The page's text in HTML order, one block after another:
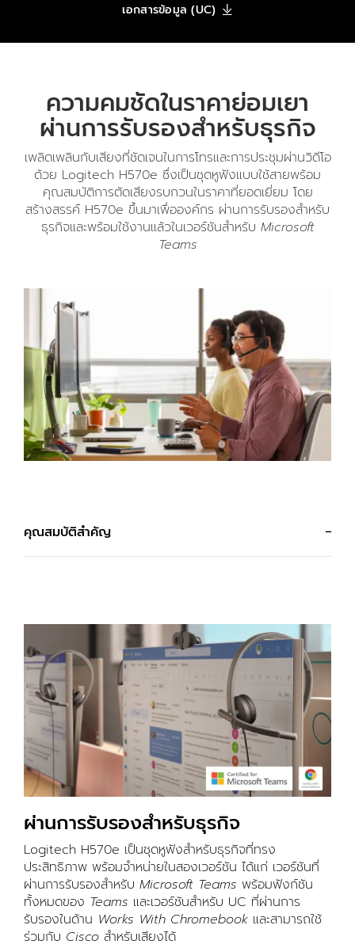
เอกสารข้อมูล (UC)
ความคมชัดในราคาย่อมเยา
ผ่านการรับรองสำหรับธุรกิจ
เพลิดเพลินกับเสียงที่ชัดเจนในการโทรและการประชุมผ่านวิดีโอ
ด้วย Logitech H570e ซึ่งเป็นชุดหูฟังแบบใช้สายพร้อม
คุณสมบัติการตัดเสียงรบกวนในราคาที่ยอดเยี่ยม โดย
สร้างสรรค์ H570e ขึ้นมาเพื่อองค์กร ผ่านการรับรองสำหรับ
ธุรกิจและพร้อมใช้งานแล้วในเวอร์ชันสำหรับ Microsoft
Teams
คุณสมบัติสำคัญ
ผ่านการรับรองสำหรับธุรกิจ
Logitech H570e เป็นชุดหูฟังสำหรับธุรกิจที่ทรง
ประสิทธิภาพ พร้อมจำหน่ายในสองเวอร์ชัน ได้แก่ เวอร์ชันที่
ผ่านการรับรองสำหรับ Microsoft Teams พร้อมฟังก์ชัน
ทั้งหมดของ Teams และเวอร์ชันสำหรับ UC ที่ผ่านการ
รับรองในด้าน Works With Chromebook และสามารถใช้
ร่วมกับ Cisco สำหรับเสียงได้